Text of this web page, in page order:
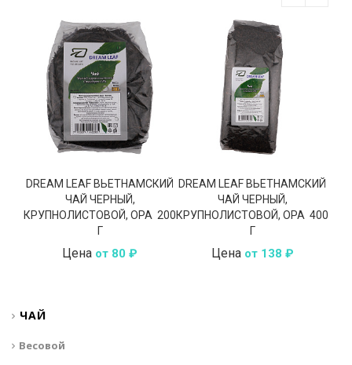
DREAM LEAF ВЬЕТНАМСКИЙ
ЧАЙ ЧЕРНЫЙ,
КРУПНОЛИСТОВОЙ, OPA 200
Г
Цена от 80 ₽
DREAM LEAF ВЬЕТНАМСКИЙ
ЧАЙ ЧЕРНЫЙ,
КРУПНОЛИСТОВОЙ, OPA 400
Г
Цена от 138 ₽
ЧАЙ
Весовой